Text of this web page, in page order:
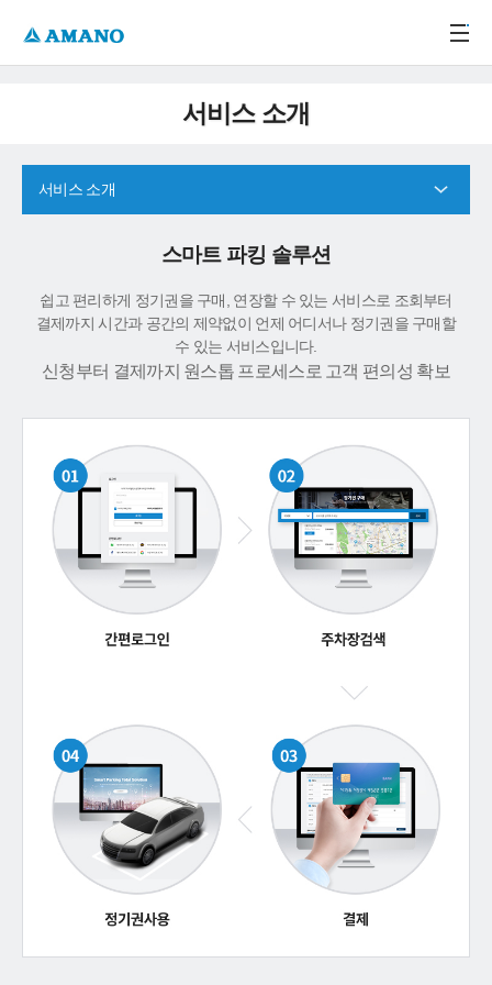
서비스 소개
서비스 소개
스마트 파킹 솔루션
쉽고 편리하게 정기권을 구매, 연장할 수 있는 서비스로 조회부터
결제까지 시간과 공간의 제약없이 언제 어디서나 정기권을 구매할
수 있는 서비스입니다.
신청부터 결제까지 원스톱 프로세스로 고객 편의성 확보